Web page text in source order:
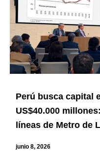
Perú busca capital
US$40.000
líneas de Metro de
junio 8, 2026